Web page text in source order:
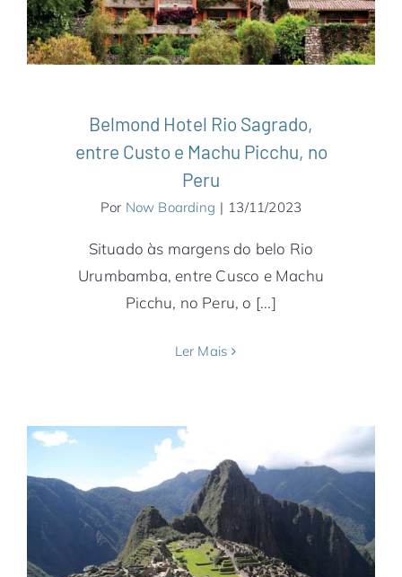
Picchu Notícias Peru
Belmond Hotel Rio Sagrado,
entre Custo e Machu Picchu, no
Peru
Por Now Boarding | 13/11/2023
Situado às margens do belo Rio
Urumbamba, entre Cusco e Machu
Picchu, no Peru, o [...]
Ler Mais
Machu Picchu tem áreas fechadas por
desgaste em pedras